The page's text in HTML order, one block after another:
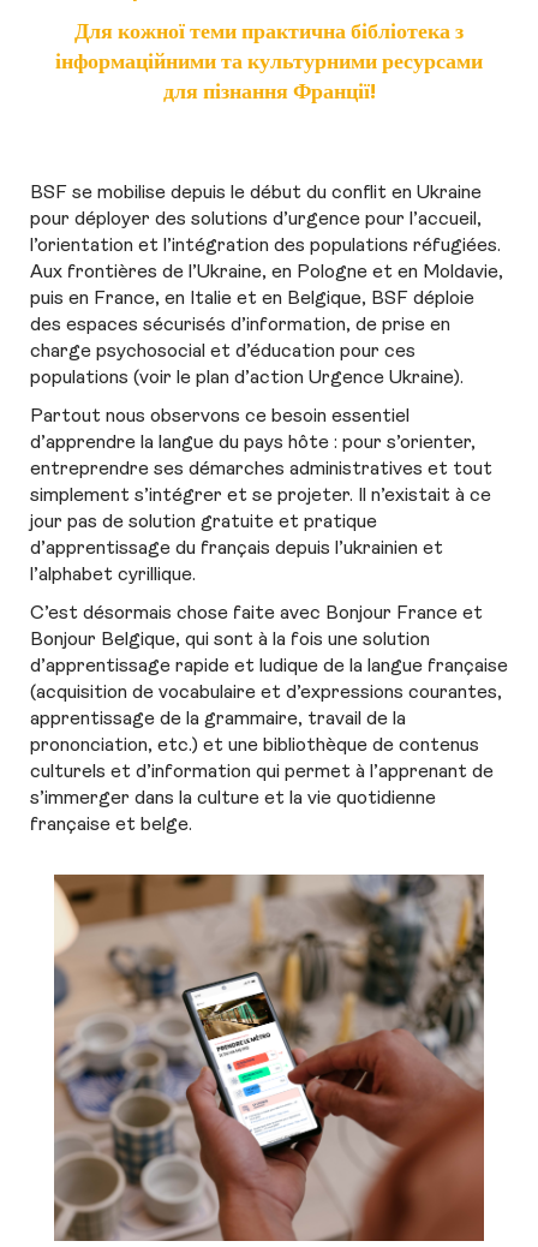
Для кожної теми практична бібліотека з
інформаційними та культурними ресурсами
для пізнання Франції!
BSF se mobilise depuis le début du conflit en Ukraine
pour déployer des solutions d’urgence pour l’accueil,
l’orientation et l’intégration des populations réfugiées.
Aux frontières de l’Ukraine, en Pologne et en Moldavie,
puis en France, en Italie et en Belgique, BSF déploie
des espaces sécurisés d’information, de prise en
charge psychosocial et d’éducation pour ces
populations (voir le plan d’action Urgence Ukraine).
Partout nous observons ce besoin essentiel
d’apprendre la langue du pays hôte : pour s’orienter,
entreprendre ses démarches administratives et tout
simplement s’intégrer et se projeter. Il n’existait à ce
jour pas de solution gratuite et pratique
d’apprentissage du français depuis l’ukrainien et
l’alphabet cyrillique.
C’est désormais chose faite avec Bonjour France et
Bonjour Belgique, qui sont à la fois une solution
d’apprentissage rapide et ludique de la langue française
(acquisition de vocabulaire et d’expressions courantes,
apprentissage de la grammaire, travail de la
prononciation, etc.) et une bibliothèque de contenus
culturels et d’information qui permet à l’apprenant de
s’immerger dans la culture et la vie quotidienne
française et belge.